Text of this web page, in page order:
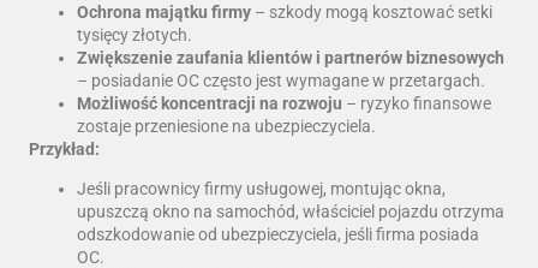
Ochrona majątku firmy – szkody mogą kosztować setki
tysięcy złotych.
Zwiększenie zaufania klientów i partnerów biznesowych
– posiadanie OC często jest wymagane w przetargach.
Możliwość koncentracji na rozwoju – ryzyko finansowe
zostaje przeniesione na ubezpieczyciela.
Przykład:
Jeśli pracownicy firmy usługowej, montując okna,
upuszczą okno na samochód, właściciel pojazdu otrzyma
odszkodowanie od ubezpieczyciela, jeśli firma posiada
OC.